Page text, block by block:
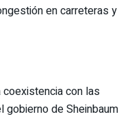
en carreteras y
con las
gobierno de Sheinbaum